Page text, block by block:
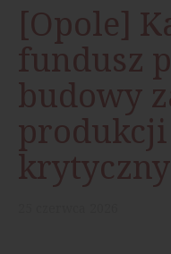
[Opole]
fundusz
budowy